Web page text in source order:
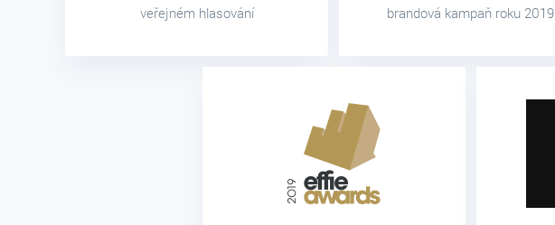
veřejném hlasování
brandová kampaň roku 2019